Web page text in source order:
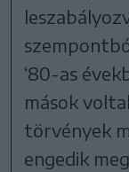
‘80-as
mások
törvények
engedik